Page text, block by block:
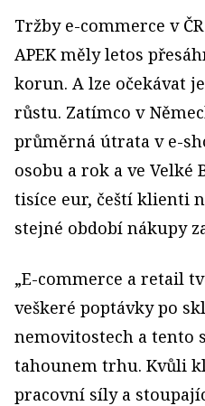
Tržby e-commerce v
APEK měly letos
korun. A lze očekávat
růstu. Zatímco v
průměrná útrata v e-
osobu a rok a ve
tisíce eur, čeští klienti
stejné období nákupy
„E-commerce a retail
veškeré poptávky po
nemovitostech a tento
tahounem trhu. Kvůli
pracovní síly a